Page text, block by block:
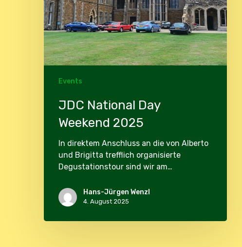
Events
JDC National Day
Weekend 2025
In direktem Anschluss an die von Alberto
und Brigitta trefflich organisierte
Degustationstour sind wir am…
Hans-Jürgen Wenzl
4. August 2025